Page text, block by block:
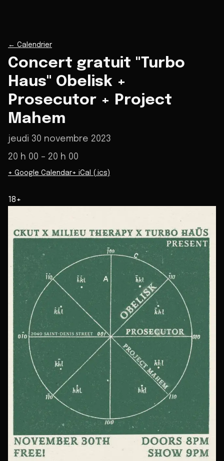
← Calendrier
Concert gratuit "Turbo
Haus" Obelisk +
Prosecutor + Project
Mahem
jeudi 30 novembre 2023
20 h 00 – 20 h 00
+ Google Calendar+ iCal (.ics)
18+